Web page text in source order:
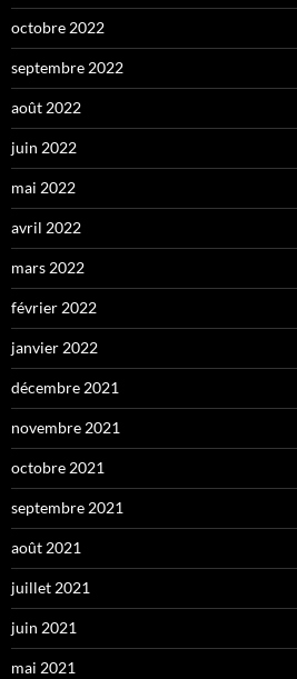
octobre 2022
septembre 2022
août 2022
juin 2022
mai 2022
avril 2022
mars 2022
février 2022
janvier 2022
décembre 2021
novembre 2021
octobre 2021
septembre 2021
août 2021
juillet 2021
juin 2021
mai 2021